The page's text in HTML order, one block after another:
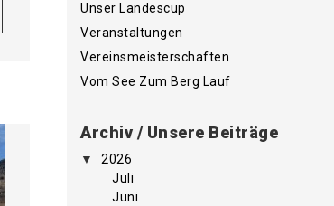
Unser Landescup
Veranstaltungen
Vereinsmeisterschaften
Vom See Zum Berg Lauf
Archiv / Unsere Beiträge
2026
Juli
Juni